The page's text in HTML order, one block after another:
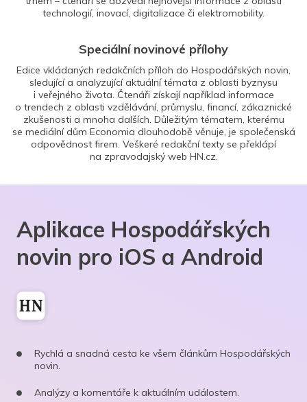
technologií, inovací, digitalizace či elektromobility.
Speciální novinové přílohy
Edice vkládaných redakčních příloh do Hospodářských novin,
sledující a analyzující aktuální témata z oblasti byznysu
i veřejného života. Čtenáři získají například informace
o trendech z oblasti vzdělávání, průmyslu, financí, zákaznické
zkušenosti a mnoha dalších. Důležitým tématem, kterému
se mediální dům Economia dlouhodobě věnuje, je společenská
odpovědnost firem. Veškeré redakční texty se překlápí
na zpravodajský web HN.cz.
Aplikace Hospodářských
novin pro iOS a Android
Rychlá a snadná cesta ke všem článkům Hospodářských
novin.
Analýzy a komentáře k aktuálním událostem.